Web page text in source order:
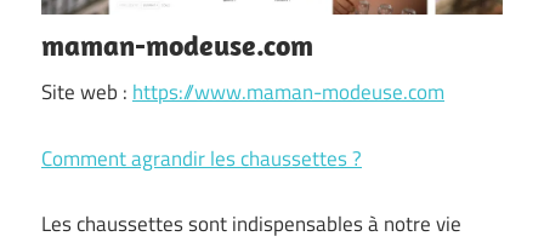
maman-modeuse.com
Site web :https://www.maman-modeuse.com
Comment agrandir les chaussettes ?
Les chaussettes sont indispensables à notre vie